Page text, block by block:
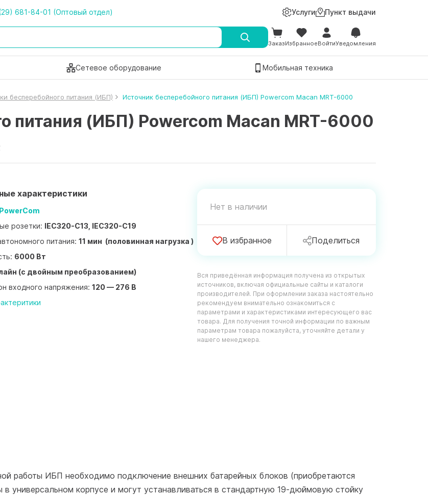
681-84-01 (Оптовый отдел) Услуги Пункт выдачи
ЗаказИзбранноеВойтиУведомления
Сетевое оборудование Мобильная техника
бесперебойного питания (ИБП) Источник бесперебойного питания (ИБП) Powercom Macan MRT-6000
питания (ИБП) Powercom Macan MRT-6000
характеристики
PowerCom
розетки: IEC320-C13, IEC320-C19
питания: 11 мин (половинная нагрузка )
6000 Вт
(с двойным преобразованием)
входного напряжения: 120 — 276 В
Нет в наличии
В избранное Поделиться
Вся приведённая информация получена из открытых
источников, включая официальные сайты и каталоги
производителей. При оформлении заказа настоятельно
рекомендуем внимательно ознакомиться с
параметрами и характеристиками интересующего вас
товара. Для получения точной информации по важным
параметрам товара пожалуйста, уточняйте детали у
нашего менеджера.
работы ИБП необходимо подключение внешних батарейных блоков (приобретаются
универсальном корпусе и могут устанавливаться в стандартную 19-дюймовую стойку